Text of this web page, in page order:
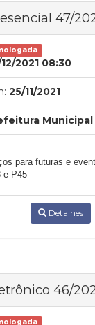
47/
2021 08:30
25/11/2021
para futuras e
e P45
Detalhes
46/